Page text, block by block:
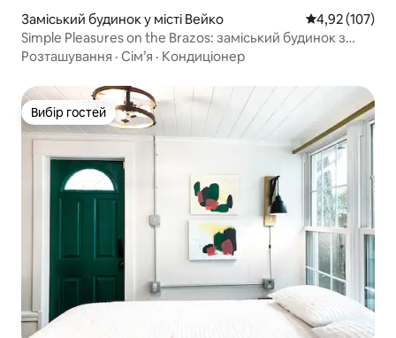
Заміський будинок у місті Вейко Середня
4,92 (107)
Simple Pleasures on the Brazos: заміський будинок з
2 спальнями
Розташування · Сім’я · Кондиціонер
Вибір гостей
Вибір гостей